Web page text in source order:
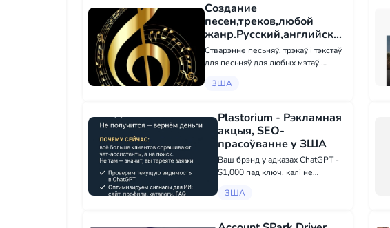
Создание
песен,треков,любой
жанр.Русский,английский
язык. Creation songs,
tracks - ІТ паслугі у ЗША
Стварэнне песьняў, трэкаў і тэкстаў
для песьняў для любых мэтаў,
мовы.
ЗША
Plastorium - Рэкламная
акцыя, SEO-
прасоўванне у ЗША
Ваш брэнд у адказах ChatGPT -
$1,000 пад ключ, калі не
цяпер: усё больш кліентаў
пошук. Не там - значыць, вы
ЗША